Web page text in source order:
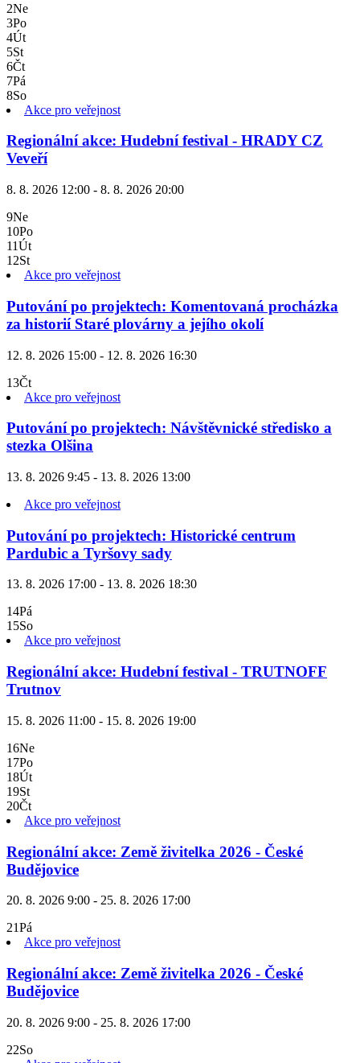
2Ne
3Po
4Út
5St
6Čt
7Pá
8So
Akce pro veřejnost
Regionální akce: Hudební festival - HRADY CZ
Veveří
8. 8. 2026 12:00 - 8. 8. 2026 20:00
9Ne
10Po
11Út
12St
Akce pro veřejnost
Putování po projektech: Komentovaná procházka
za historií Staré plovárny a jejího okolí
12. 8. 2026 15:00 - 12. 8. 2026 16:30
13Čt
Akce pro veřejnost
Putování po projektech: Návštěvnické středisko a
stezka Olšina
13. 8. 2026 9:45 - 13. 8. 2026 13:00
Akce pro veřejnost
Putování po projektech: Historické centrum
Pardubic a Tyršovy sady
13. 8. 2026 17:00 - 13. 8. 2026 18:30
14Pá
15So
Akce pro veřejnost
Regionální akce: Hudební festival - TRUTNOFF
Trutnov
15. 8. 2026 11:00 - 15. 8. 2026 19:00
16Ne
17Po
18Út
19St
20Čt
Akce pro veřejnost
Regionální akce: Země živitelka 2026 - České
Budějovice
20. 8. 2026 9:00 - 25. 8. 2026 17:00
21Pá
Akce pro veřejnost
Regionální akce: Země živitelka 2026 - České
Budějovice
20. 8. 2026 9:00 - 25. 8. 2026 17:00
22So